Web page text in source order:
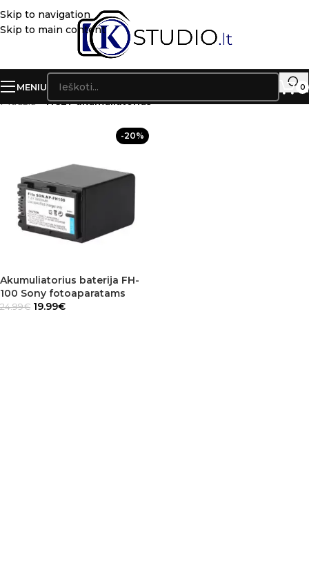
Skip to navigation
Skip to main content
MENIU 0
Pradžia»HC27 akumuliatorius
-20%
Akumuliatorius baterija FH-
100 Sony fotoaparatams
24.99€ 19.99€